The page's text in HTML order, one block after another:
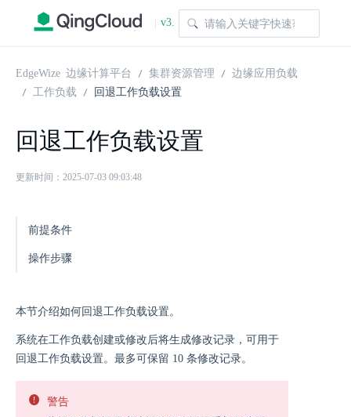
| v3.
1.0
EdgeWize 边缘计算平台 集群资源管理
边缘应用负载
工作负载
回退工作负载设置
回退工作负载设置
更新时间：2025-07-03 09:03:48
前提条件
操作步骤
本节介绍如何回退工作负载设置。
系统在工作负载创建或修改后将生成修改记录，可用于
回退工作负载设置。最多可保留 10 条修改记录。
警告